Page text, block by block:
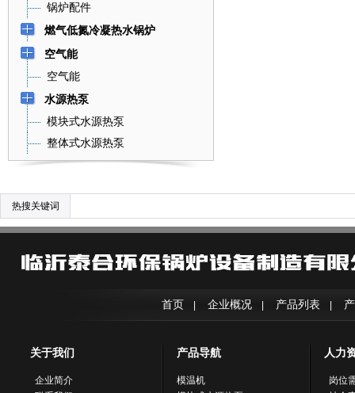
锅炉配件
燃气低氮冷凝热水锅炉
空气能
空气能
水源热泵
模块式水源热泵
整体式水源热泵
热搜关键词
首页 企业概况| 产品列表
关于我们
企业简介
产品导航
模温机
人力
岗位